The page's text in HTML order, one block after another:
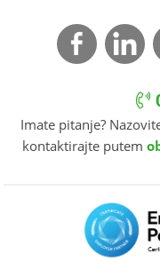
Imate pitanje?
kontaktirajte putem